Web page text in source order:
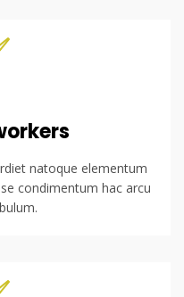
natoque elementum
condimentum hac arcu